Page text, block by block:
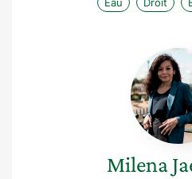
Milena